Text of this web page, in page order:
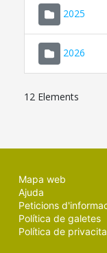
2025
2026
12 Elements
Mapa web
Ajuda
Peticions
Política de galetes
Política de